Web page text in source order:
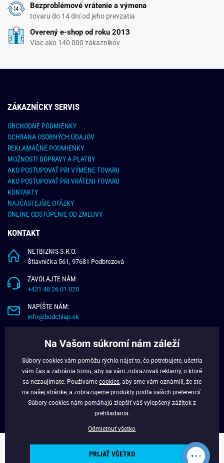
Bezproblémové vrátenie a výmena
tovaru do 14 dní od jeho prevzatia
Overený e-shop od roku 2013
Viac ako 140 000 zákazníkov
ZÁKAZNÍCKY SERVIS
OBCHODNÉ PODMIENKY
OCHRANA OSOBNÝCH ÚDAJOV
REKLAMAČNÉ PODMIENKY
MOŽNOSTI DOPRAVY A PLATBY
AKO POSTUPOVAŤ PRI VÝMENE TOVARU
AKO POSTUPOVAŤ PRI VRÁTENI TOVARU
KONTAKTY
NAJČASTEJŠIE OTÁZKY
ONLINE ODSTÚPENIE OD ZMLUVY
KONTAKT
NETBIZNIS S.R.O.
Štiavnička 561, 97681 Podbrezová
ZAVOLAJTE NÁM:
+421 48 26 01 020
NAPÍŠTE NÁM:
info@budchlap.sk
VERNOSTNÝ PROGRAM
FACEBOOK
Copyright © 2025 - Budchlap.sk Všetky práva vyhradené. webdesign ©
litvanyi.sk
Na Vašom súkromí nám záleží
Súbory cookies vám pomôžu rýchlo nájsť to, čo potrebujete, ušetria
vám čas a zabránia tomu, aby sa vám zobrazovali reklamy, o ktoré
sa nezaujímate. Používame cookies , aby sme vám oznámili, že ste
na našej stránke, a zobrazujeme produkty podľa vašich preferencií.
Súbory cookies nám pomáhajú zlepšiť váš vylepšený zážitok z
prehliadania.
Odmietnuť všetko
PRIJAŤ VŠETKO